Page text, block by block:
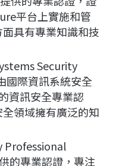
平台上實施和管
具有專業知識和技
Security
國際資訊系統安全
資訊安全專業認
領域擁有廣泛的知
Professional
的專業認證，專注